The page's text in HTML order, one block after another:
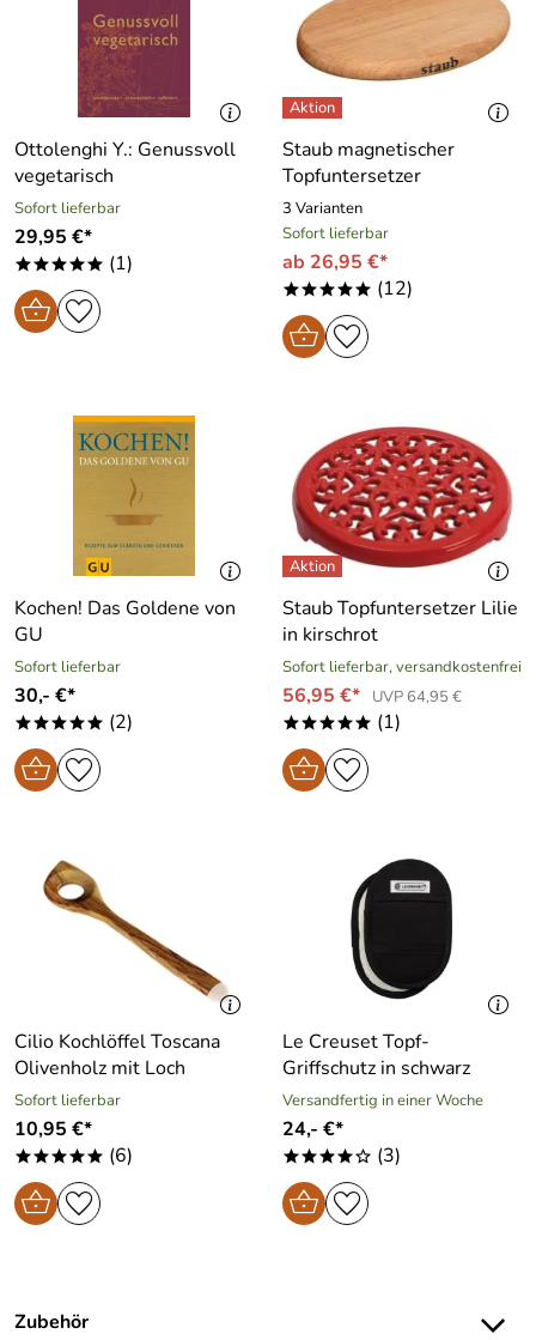
Ottolenghi Y.: Genussvoll
vegetarisch
Sofort lieferbar
29,95 €*
***** (1)
Staub magnetischer
Topfuntersetzer
3 Varianten
Sofort lieferbar
ab 26,95 €*
***** (12)
Kochen! Das Goldene von
GU
Sofort lieferbar
30,- €*
***** (2)
Staub Topfuntersetzer Lilie
in kirschrot
Sofort lieferbar, versandkostenfrei
56,95 €* UVP 64,95 €
***** (1)
Cilio Kochlöffel Toscana
Olivenholz mit Loch
Sofort lieferbar
10,95 €*
***** (6)
Le Creuset Topf-
Griffschutz in schwarz
Versandfertig in einer Woche
24,- €*
****o (3)
Zubehör